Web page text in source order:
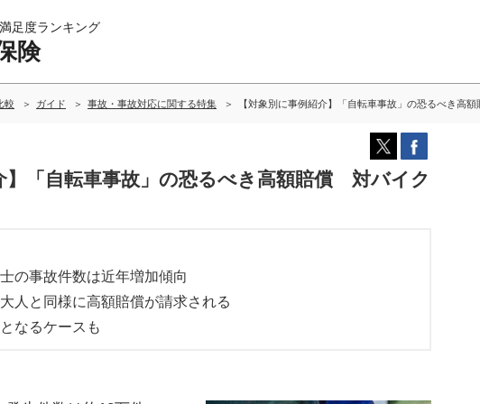
足度ランキング
険
較 ガイド 事故・事故対応に関する特集 【対象別に事例紹介】「自転車事故」の恐るべき高
】「自転車事故」の恐るべき高額賠償 対バイク
の事故件数は近年増加傾向
人と同様に高額賠償が請求される
なるケースも